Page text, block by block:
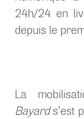
24h/24 en
depuis le
La
Bayards’est